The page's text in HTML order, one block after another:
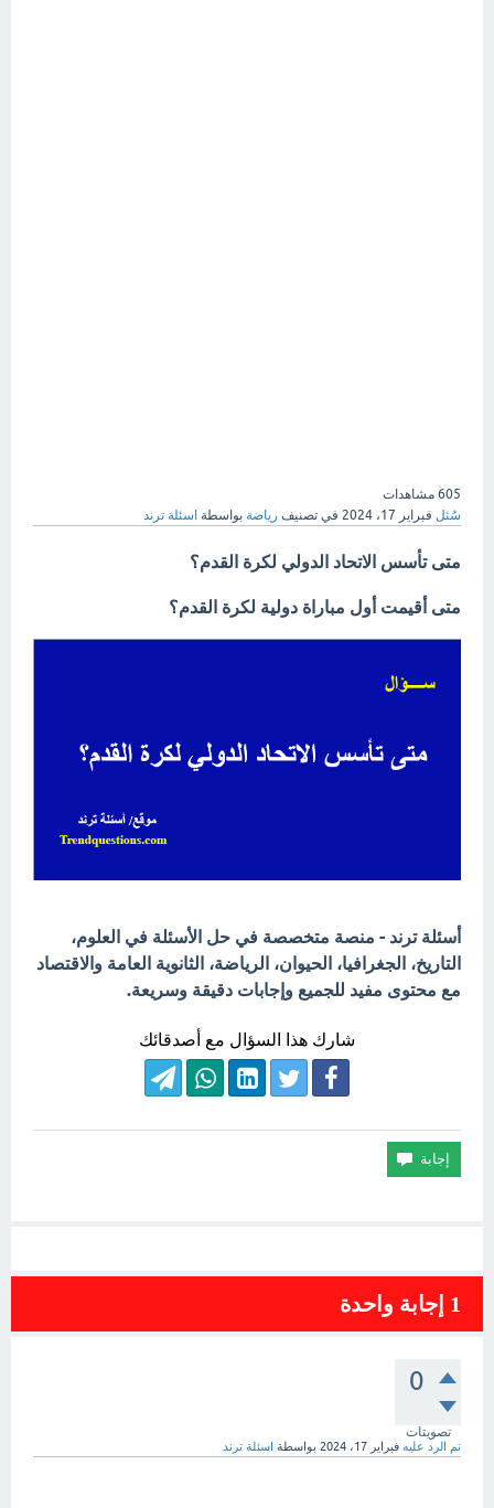
605 مشاهدات
سُئل فبراير 17، 2024 في تصنيف رياضة بواسطة اسئلة ترند
متى تأسس الاتحاد الدولي لكرة القدم؟
متى أقيمت أول مباراة دولية لكرة القدم؟
أسئلة ترند - منصة متخصصة في حل الأسئلة في العلوم،
التاريخ، الجغرافيا، الحيوان، الرياضة، الثانوية العامة والاقتصاد
مع محتوى مفيد للجميع وإجابات دقيقة وسريعة.
شارك هذا السؤال مع أصدقائك
1 إجابة واحدة
0
تصويتات
تم الرد عليه فبراير 17، 2024 بواسطة اسئلة ترند